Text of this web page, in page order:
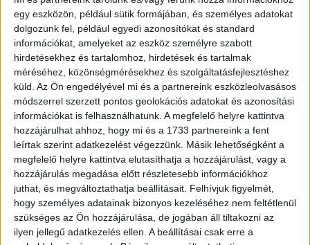
egy eszközön, például sütik formájában, és személyes adatokat
dolgozunk fel, például egyedi azonosítókat és standard
információkat, amelyeket az eszköz személyre szabott
hirdetésekhez és tartalomhoz, hirdetések és tartalmak
méréséhez, közönségmérésekhez és szolgáltatásfejlesztéshez
küld. Az Ön engedélyével mi és a partnereink eszközleolvasásos
módszerrel szerzett pontos geolokációs adatokat és azonosítási
információkat is felhasználhatunk. A megfelelő helyre kattintva
hozzájárulhat ahhoz, hogy mi és a 1733 partnereink a fent
leírtak szerint adatkezelést végezzünk. Másik lehetőségként a
megfelelő helyre kattintva elutasíthatja a hozzájárulást, vagy a
hozzájárulás megadása előtt részletesebb információkhoz
juthat, és megváltoztathatja beállításait. Felhívjuk figyelmét,
hogy személyes adatainak bizonyos kezeléséhez nem feltétlenül
szükséges az Ön hozzájárulása, de jogában áll tiltakozni az
ilyen jellegű adatkezelés ellen. A beállításai csak erre a
2026. augusztus 7.
Félmilliárd forintot kapott a CÖF
„magyarországi vállalkozásoktól” 2025-
ben
2026. augusztus 6.
Mészárosék V-Híd Kft.-je behúzta az
első, 300 milliós tenderét a választások
óta
2026. augusztus 6.
Mi maradt mára a független sajtóból? –
podcast Mong Attilával az Átlátszó 15.
szülinapja alkalmából